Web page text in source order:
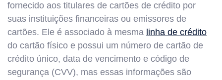
fornecido aos titulares de cartões de crédito por
suas instituições financeiras ou emissores de
cartões. Ele é associado à mesma linha de crédito
do cartão físico e possui um número de cartão de
crédito único, data de vencimento e código de
segurança (CVV), mas essas informações são